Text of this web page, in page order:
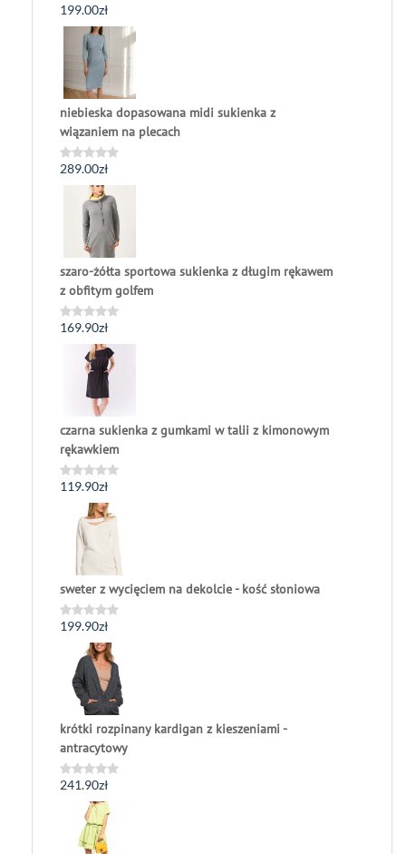
Oceniono
0
199.00zł
niebieska dopasowana midi sukienka z
wiązaniem na plecach
Oceniono
289.00zł
szaro-żółta sportowa sukienka z długim rękawem
z obfitym golfem
Oceniono
169.90zł
czarna sukienka z gumkami w talii z kimonowym
rękawkiem
Oceniono
119.90zł
sweter z wycięciem na dekolcie - kość słoniowa
Oceniono
199.90zł
krótki rozpinany kardigan z kieszeniami -
antracytowy
Oceniono
241.90zł